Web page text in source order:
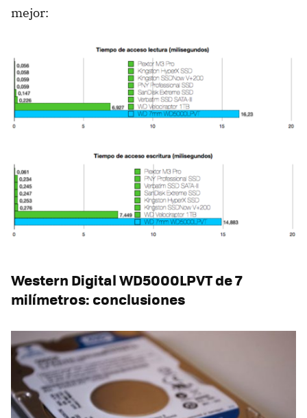
mejor:
Western Digital WD5000LPVT de 7
milímetros: conclusiones